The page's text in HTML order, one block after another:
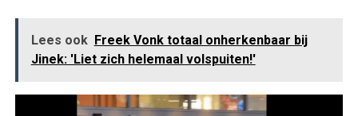
Lees ook Freek Vonk totaal onherkenbaar bij
Jinek: 'Liet zich helemaal volspuiten!'